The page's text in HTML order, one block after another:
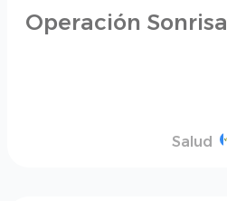
Operación Sonrisa
Salud